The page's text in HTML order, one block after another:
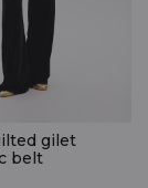
gilet
belt